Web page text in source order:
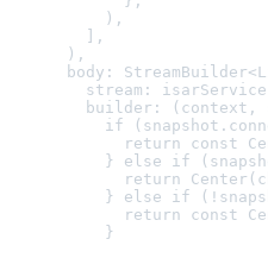
          ),
        ],
      ),
body:
stream:
builder: (context,
if
return const
} else if
return
} else if
return const
          }